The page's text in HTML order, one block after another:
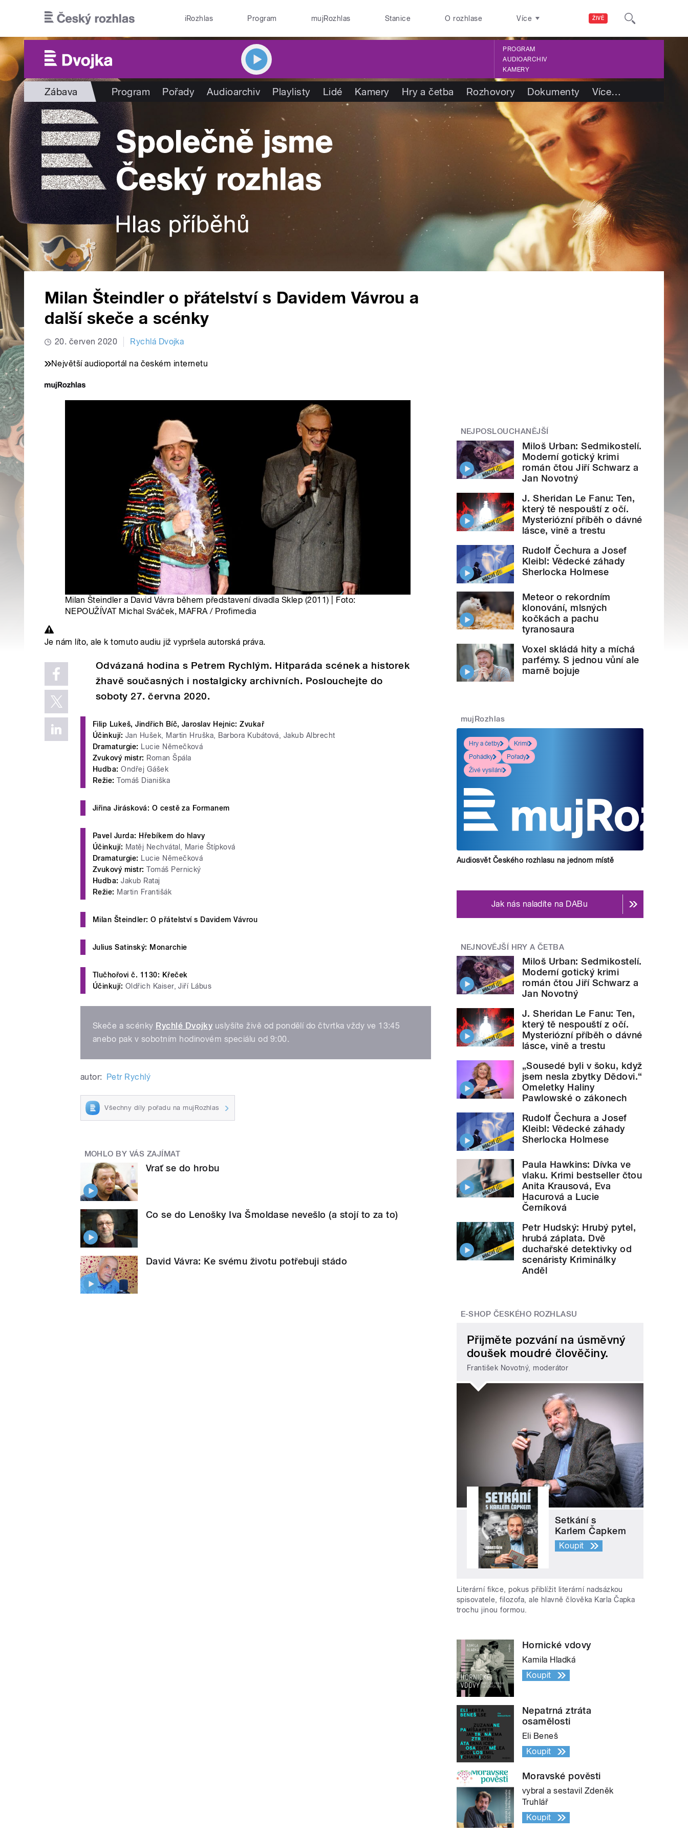
ŽIVĚ
iRozhlas Program mujRozhlas Stanice O rozhlase Více
PROGRAM
AUDIOARCHIV
KAMERY
Zábava Program Pořady Audioarchiv Playlisty Lidé Kamery Hry a četba Rozhovory Dokumenty Více…
Milan Šteindler o přátelství s Davidem Vávrou a
další skeče a scénky
20. červen 2020 Rychlá Dvojka
Největší audioportál na českém internetu
Milan Šteindler a David Vávra během představení divadla Sklep (2011) | Foto:
NEPOUŽÍVAT Michal Sváček, MAFRA / Profimedia
Je nám líto, ale k tomuto audiu již vypršela autorská práva.
Odvázaná hodina s Petrem Rychlým. Hitparáda scének a historek
žhavě současných i nostalgicky archivních. Poslouchejte do
soboty 27. června 2020.
Filip Lukeš, Jindřich Bíč, Jaroslav Hejnic: Zvukař
Účinkují: Jan Hušek, Martin Hruška, Barbora Kubátová, Jakub Albrecht
Dramaturgie: Lucie Němečková
Zvukový mistr: Roman Špála
Hudba: Ondřej Gášek
Režie: Tomáš Dianiška
Jiřina Jirásková: O cestě za Formanem
Pavel Jurda: Hřebíkem do hlavy
Účinkují: Matěj Nechvátal, Marie Štípková
Dramaturgie: Lucie Němečková
Zvukový mistr: Tomáš Pernický
Hudba: Jakub Rataj
Režie: Martin Františák
Milan Šteindler: O přátelství s Davidem Vávrou
Julius Satinský: Monarchie
Tlučhořovi č. 1130: Křeček
Účinkují: Oldřich Kaiser, Jiří Lábus
Skeče a scénky Rychlé Dvojky uslyšíte živě od pondělí do čtvrtka vždy ve 13:45
anebo pak v sobotním hodinovém speciálu od 9:00.
autor: Petr Rychlý
Všechny díly pořadu na mujRozhlas
MOHLO BY VÁS ZAJÍMAT
Vrať se do hrobu
Co se do Lenošky Iva Šmoldase nevešlo (a stojí to za to)
David Vávra: Ke svému životu potřebuji stádo
NEJPOSLOUCHANĚJŠÍ
Miloš Urban: Sedmikostelí.
Moderní gotický krimi
román čtou Jiří Schwarz a
Jan Novotný
J. Sheridan Le Fanu: Ten,
který tě nespouští z očí.
Mysteriózní příběh o dávné
lásce, vině a trestu
Rudolf Čechura a Josef
Kleibl: Vědecké záhady
Sherlocka Holmese
Meteor o rekordním
klonování, mlsných
kočkách a pachu
tyranosaura
Voxel skládá hity a míchá
parfémy. S jednou vůní ale
marně bojuje
mujRozhlas
Hry a četby
Krimi
Pohádky
Pořady
Živé vysílání
Audiosvět Českého rozhlasu na jednom místě
Jak nás naladíte na DABu
NEJNOVĚJŠÍ HRY A ČETBA
Miloš Urban: Sedmikostelí.
Moderní gotický krimi
román čtou Jiří Schwarz a
Jan Novotný
J. Sheridan Le Fanu: Ten,
který tě nespouští z očí.
Mysteriózní příběh o dávné
lásce, vině a trestu
„Sousedé byli v šoku, když
jsem nesla zbytky Dědovi.“
Omeletky Haliny
Pawlowské o zákonech
Rudolf Čechura a Josef
Kleibl: Vědecké záhady
Sherlocka Holmese
Paula Hawkins: Dívka ve
vlaku. Krimi bestseller čtou
Anita Krausová, Eva
Hacurová a Lucie
Černíková
Petr Hudský: Hrubý pytel,
hrubá záplata. Dvě
duchařské detektivky od
scenáristy Kriminálky
Anděl
E-SHOP ČESKÉHO ROZHLASU
Přijměte pozvání na úsměvný
doušek moudré člověčiny.
František Novotný, moderátor
Setkání s
Karlem Čapkem
Koupit
Literární fikce, pokus přiblížit literární nadsázkou
spisovatele, filozofa, ale hlavně člověka Karla Čapka
trochu jinou formou.
Hornické vdovy
Kamila Hladká
Koupit
Nepatrná ztráta
osamělosti
Eli Beneš
Koupit
Moravské pověsti
vybral a sestavil Zdeněk
Truhlář
Koupit